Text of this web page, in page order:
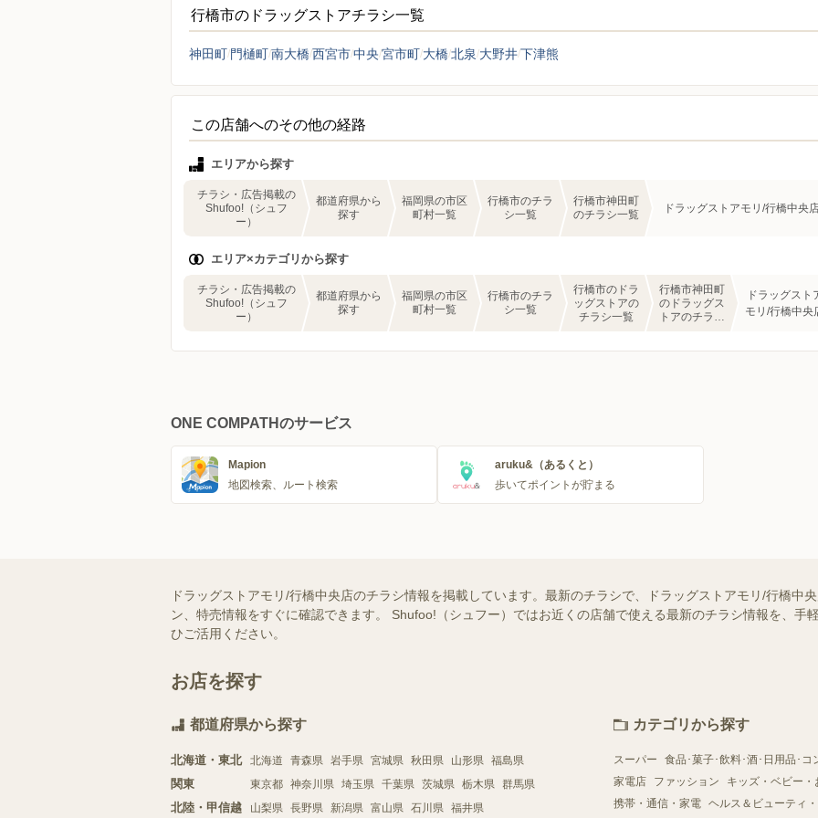
行橋市のドラッグストアチラシ一覧
神田町 門樋町南大橋西宮市中央 宮市町 大橋北泉 大野井下津熊
この店舗へのその他の経路
エリアから探す
チラシ・広告掲載の
Shufoo!（シュフ
ー）
都道府県から
探す
福岡県の市区
町村一覧
行橋市のチラ
シ一覧
行橋市神田町
のチラシ一覧
ドラッグストアモリ/行橋中央
エリア×カテゴリから探す
チラシ・広告掲載の
Shufoo!（シュフ
ー）
都道府県から
探す
福岡県の市区
町村一覧
行橋市のチラ
シ一覧
行橋市のドラ
ッグストアの
チラシ一覧
行橋市神田町
のドラッグス
トアのチラシ
ドラッグスト
モリ/行橋中央
ONE COMPATHのサービス
Mapion
地図検索、ルート検索
aruku&（あるくと）
歩いてポイントが貯まる
ドラッグストアモリ/行橋中央店のチラシ情報を掲載しています。最新のチラシで、ドラッグストアモリ/行橋中
ン、特売情報をすぐに確認できます。 Shufoo!（シュフー）ではお近くの店舗で使える最新のチラシ情報を、手
ひご活用ください。
お店を探す
都道府県から探す
北海道・東北 北海道 青森県 岩手県 宮城県 秋田県 山形県 福島県
関東 東京都 神奈川県 埼玉県 千葉県 茨城県 栃木県 群馬県
北陸・甲信越 山梨県 長野県 新潟県 富山県 石川県 福井県
カテゴリから探す
スーパー 食品･菓子･飲料･酒･日用品･コ
家電店
ファッション キッズ・ベビー・
携帯・通信・家電 ヘルス＆ビューティ